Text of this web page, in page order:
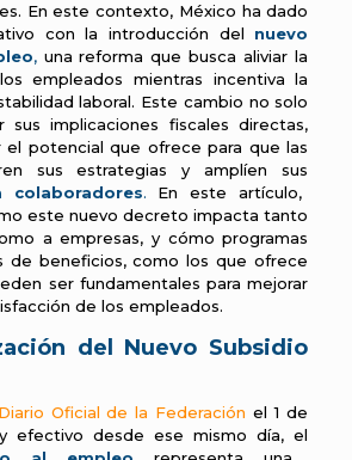
En este contexto, México ha dado
con la introducción del nuevo
,una reforma que busca aliviar la
empleados mientras incentiva la
laboral. Este cambio no solo
sus implicaciones fiscales directas,
el potencial que ofrece para que las
sus estrategias y amplíen sus
colaboradores. En este artículo,
este nuevo decreto impacta tanto
a empresas, y cómo programas
de beneficios, como los que ofrece
ser fundamentales para mejorar
de los empleados.
del Nuevo Subsidio
Diario Oficial de la Federación el 1 de
efectivo desde ese mismo día, el